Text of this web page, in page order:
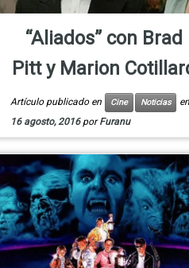
“Aliados” con Brad
Pitt y Marion
Artículo publicado en Cine Noticias
en
16 agosto, 2016 porFuranu